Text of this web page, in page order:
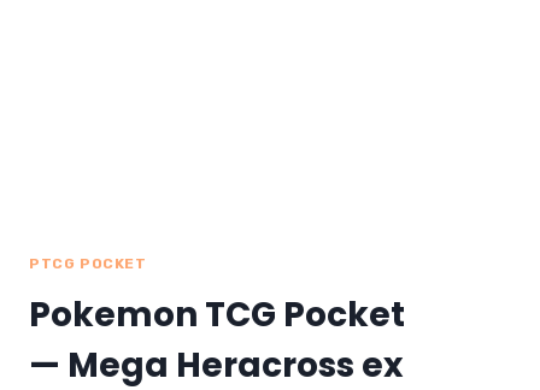
PTCG POCKET
Pokemon TCG Pocket
— Mega Heracross ex